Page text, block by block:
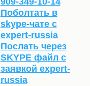
Поболтать в
skype-чате с
expert-russia
Послать через
SKYPE файл c
заявкой expert-
russia